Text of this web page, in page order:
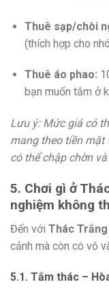
Thuê sạp/chòi
(thích hợp cho
Thuê áo phao:
bạn muốn tắm ở
Lưu ý: Mức giá có
mang theo tiền mặt
có thể chập chờn
5. Chơi gì ở
nghiệm không
Đến với Thác
cảnh mà còn có vô
5.1. Tắm thác –